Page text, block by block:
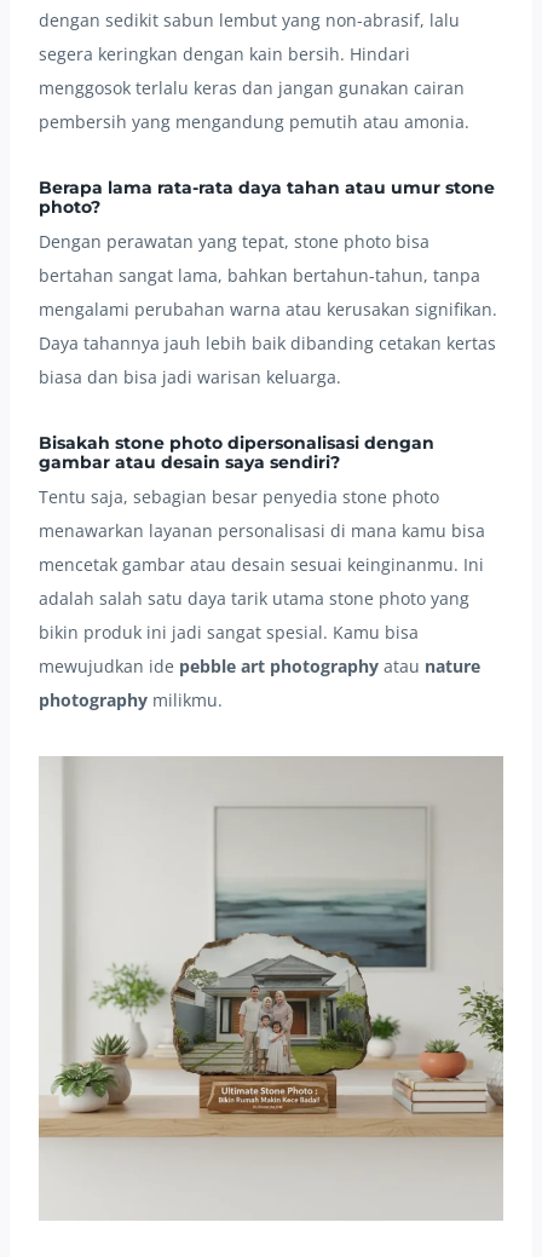
dengan sedikit sabun lembut yang non-abrasif, lalu
segera keringkan dengan kain bersih. Hindari
menggosok terlalu keras dan jangan gunakan cairan
pembersih yang mengandung pemutih atau amonia.
Berapa lama rata-rata daya tahan atau umur stone
photo?
Dengan perawatan yang tepat, stone photo bisa
bertahan sangat lama, bahkan bertahun-tahun, tanpa
mengalami perubahan warna atau kerusakan signifikan.
Daya tahannya jauh lebih baik dibanding cetakan kertas
biasa dan bisa jadi warisan keluarga.
Bisakah stone photo dipersonalisasi dengan
gambar atau desain saya sendiri?
Tentu saja, sebagian besar penyedia stone photo
menawarkan layanan personalisasi di mana kamu bisa
mencetak gambar atau desain sesuai keinginanmu. Ini
adalah salah satu daya tarik utama stone photo yang
bikin produk ini jadi sangat spesial. Kamu bisa
mewujudkan ide pebble art photography atau nature
photography milikmu.